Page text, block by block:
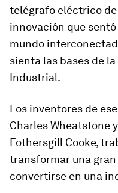
telégrafo eléctrico de
innovación que
mundo
sienta las bases de
Industrial.
Los inventores de
Charles Wheatstone
Fothersgill Cooke,
transformar una gran
convertirse en una